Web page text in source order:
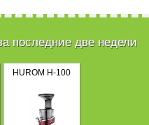
последние две недели
HUROM H-100